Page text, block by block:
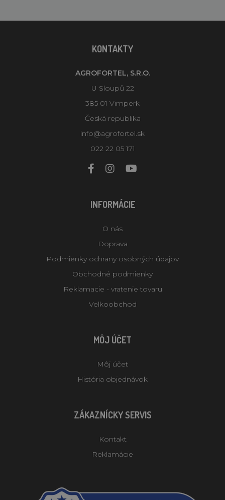
KONTAKTY
AGROFORTEL, S.R.O.
U Sloupů 22
385 01 Vimperk
Česká republika
info@agrofortel.sk
022 22 05 171
INFORMÁCIE
O nás
Doprava
Podmienky ochrany osobných údajov
Obchodné podmienky
Reklamacie - vratenie tovaru
Velkoobchod
MÔJ ÚČET
Môj účet
História objednávok
ZÁKAZNÍCKY SERVIS
Kontakt
Reklamácie